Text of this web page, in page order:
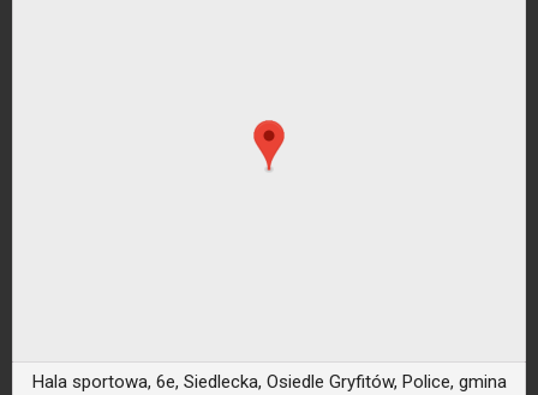
Hala sportowa, 6e, Siedlecka, Osiedle Gryfitów, Police, gmina